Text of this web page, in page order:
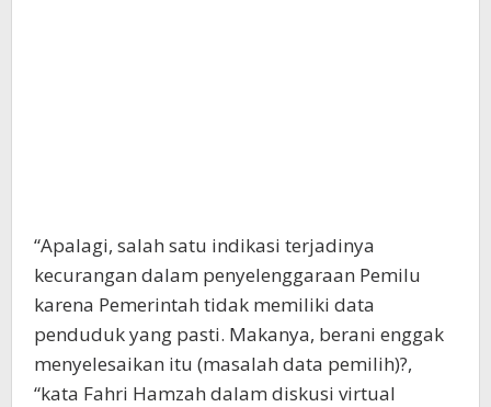
“Apalagi, salah satu indikasi terjadinya
kecurangan dalam penyelenggaraan Pemilu
karena Pemerintah tidak memiliki data
penduduk yang pasti. Makanya, berani enggak
menyelesaikan itu (masalah data pemilih)?,
“kata Fahri Hamzah dalam diskusi virtual